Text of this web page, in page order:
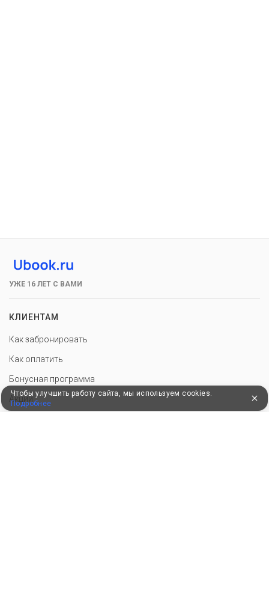
УЖЕ 16 ЛЕТ С ВАМИ
КЛИЕНТАМ
Как забронировать
Как оплатить
Бонусная программа
Акции
Чтобы улучшить работу сайта, мы используем cookies.
Подробнее